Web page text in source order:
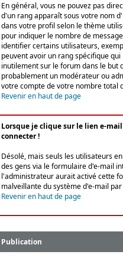
En général, vous ne pouvez pas
d'un rang apparaît sous votre nom
dans votre profil selon le thème
pour indiquer le nombre de
identifier certains utilisateurs,
peuvent avoir un rang spécifique
inutilement sur le forum dans le but
probablement un modérateur ou
votre compte de votre nombre total
Revenir en haut de page
Lorsque je clique sur le lien e-
connecter !
Désolé, mais seuls les utilisateurs
des gens via le formulaire d'e-mail
l'administrateur aurait activé cette
malveillante du système d'e-mail
Revenir en haut de page
Publication